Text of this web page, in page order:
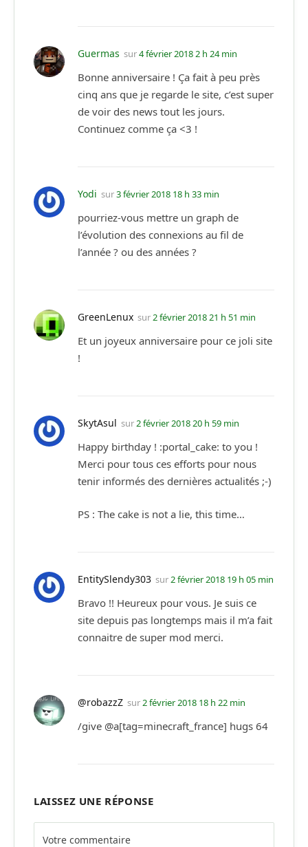
Guermas sur4 février 2018 2 h 24 min
Bonne anniversaire ! Ça fait à peu près
cinq ans que je regarde le site, c’est super
de voir des news tout les jours.
Continuez comme ça <3 !
Yodi sur3 février 2018 18 h 33 min
pourriez-vous mettre un graph de
l’évolution des connexions au fil de
l’année ? ou des années ?
GreenLenux sur2 février 2018 21 h 51 min
Et un joyeux anniversaire pour ce joli site
!
SkytAsul sur2 février 2018 20 h 59 min
Happy birthday ! :portal_cake: to you !
Merci pour tous ces efforts pour nous
tenir informés des dernières actualités ;-)
PS : The cake is not a lie, this time…
EntitySlendy303 sur2 février 2018 19 h 05 min
Bravo !! Heureux pour vous. Je suis ce
site depuis pas longtemps mais il m’a fait
connaitre de super mod merci.
@robazzZ sur2 février 2018 18 h 22 min
/give @a[tag=minecraft_france] hugs 64
LAISSEZ UNE RÉPONSE